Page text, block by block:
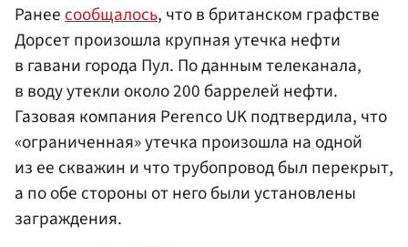
Ранее сообщалось, что в британском графстве
Дорсет произошла крупная утечка нефти
в гавани города Пул. По данным телеканала,
в воду утекли около 200 баррелей нефти.
Газовая компания Perenco UK подтвердила, что
«ограниченная» утечка произошла на одной
из ее скважин и что трубопровод был перекрыт,
а по обе стороны от него были установлены
заграждения.